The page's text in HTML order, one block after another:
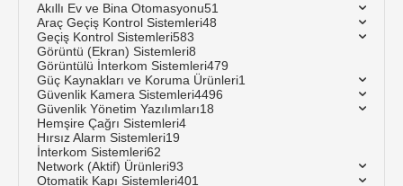
Akıllı Ev ve Bina Otomasyonu51
Araç Geçiş Kontrol Sistemleri48
Geçiş Kontrol Sistemleri583
Görüntü (Ekran) Sistemleri8
Görüntülü İnterkom Sistemleri479
Güç Kaynakları ve Koruma Ürünleri1
Güvenlik Kamera Sistemleri4496
Güvenlik Yönetim Yazılımları18
Hemşire Çağrı Sistemleri4
Hırsız Alarm Sistemleri19
İnterkom Sistemleri62
Network (Aktif) Ürünleri93
Otomatik Kapı Sistemleri401